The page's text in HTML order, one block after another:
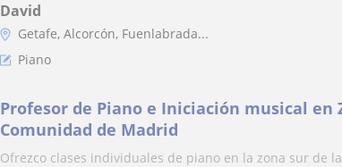
David
Getafe, Alcorcón, Fuenlabrada...
Piano
Profesor de Piano e Iniciación musical en
Comunidad de Madrid
Ofrezco clases individuales de piano en la zona sur de